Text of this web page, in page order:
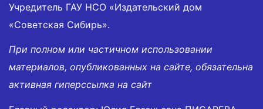
Учредитель ГАУ НСО «Издательский дом
«Советская Сибирь».
При полном или частичном использовании
материалов, опубликованных на сайте, обязательна
активная гиперссылка на сайт